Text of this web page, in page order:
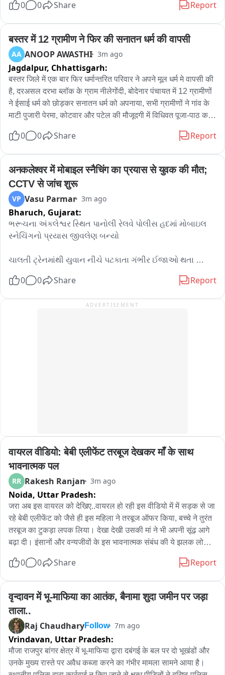
और कौन कौन आरोपी शामिल है।
फुटेज में 6 से अधिक आरोपी निकलते हुए देखे जा रहें हैं। सभी की तलाश
की पैसे की लेनदेन को लेकर विवाद चल रहा था। जिसके चलते उन्होने
घटना को अंजाम दिया। इस दौरान पीड़िता कार के सामने आ गई और उन्हें
रोकने लगी। जिससे यह हादसा हुआ。
0 0 Share Report
बस्तर में 12 ग्रामीण ने फिर की सनातन धर्म की वापसी
AA ANOOP AWASTHI 3m ago
Jagdalpur, Chhattisgarh:
बस्तर जिले में एक बार फिर धर्मान्तरित परिवार ने अपने मूल धर्म मे वापसी की
है, दरअसल दरभा ब्लॉक के ग्राम नीलेगोंदी, बोदेनार पंचायत में 12 ग्रामीणों
ने ईसाई धर्म को छोड़कर सनातन धर्म को अपनाया, सभी ग्रामीणों ने गांव के
माटी पुजारी पेरमा, कोटवार और पटेल की मौजूदगी में विधिवत पूजा-पाठ कर
सभी ग्रामीण कुछ साल पहले ईसाई धर्म में चले गए थे, लेकिन अब उन्होंने
निर्णय लिया।
0 0 Share Report
अनकलेश्वर में मोबाइल स्नैचिंग का प्रयास से युवक की मौत;
CCTV से जांच शुरू
VP Vasu Parmar 3m ago
Bharuch, Gujarat:
ભરૂચના અંકલેશ્વર સ્થિત પાનોલી રેલવે પોલીસ હદમાં મોબાઇલ
સ્નેચિંગનો પ્રયાસ જીવલેણ બન્યો
ચાલતી ટ્રેનમાંથી યુવાન નીચે પટકાતા ગંભીર ઈજાઓ થતા
પડ્યો હોવાની પ્રાથમિક માહિતી
0 0 Share Report
ADVERTISEMENT
वायरल वीडियो: बेबी एलीफेंट तरबूज देखकर माँ के साथ
भावनात्मक पल
RR Rakesh Ranjan 3m ago
Noida, Uttar Pradesh:
जरा अब इस वायरल को देखिए..वायरल हो रही इस वीडियो में में सड़क से जा
रहे बेबी एलीफेंट को जैसे ही इस महिला ने तरबूज ऑफर किया, बच्चे ने तुरंत
तरबूज का टुकड़ा लपक लिया। देखा देखी उसकी मां ने भी अपनी सूंढ़ आगे
बढ़ा दी। इंसानों और वन्यजीवों के इस भावनात्मक संबंध की ये झलक लोगों
तरबूज पर लपटा बेबी ELEPHANT
0 0 Share Report
वृन्दावन में भू-माफिया का आतंक, बैनामा शुदा जमीन पर जड़ा
ताला..
Raj ChaudharyFollow 7m ago
Vrindavan, Uttar Pradesh:
मौजा राजपुर बांगर क्षेत्र में भू-माफिया द्वारा दबंगई के बल पर दो भूखंडों और
उनके मुख्य रास्ते पर अवैध कब्जा करने का गंभीर मामला सामने आया है।